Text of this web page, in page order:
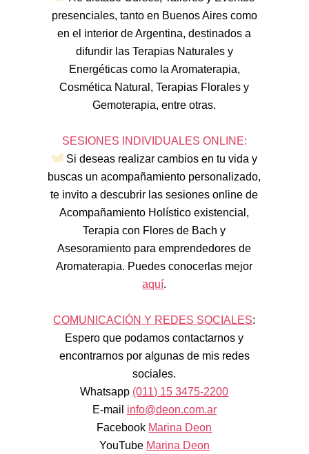
presenciales, tanto en Buenos Aires como
en el interior de Argentina, destinados a
difundir las Terapias Naturales y
Energéticas como la Aromaterapia,
Cosmética Natural, Terapias Florales y
Gemoterapia, entre otras.
SESIONES INDIVIDUALES ONLINE:
Si deseas realizar cambios en tu vida y
buscas un acompañamiento personalizado,
te invito a descubrir las sesiones online de
Acompañamiento Holístico existencial,
Terapia con Flores de Bach y
Asesoramiento para emprendedores de
Aromaterapia. Puedes conocerlas mejor
aquí.
COMUNICACIÓN Y REDES SOCIALES:
Espero que podamos contactarnos y
encontrarnos por algunas de mis redes
sociales.
Whatsapp (011) 15 3475-2200
E-mail info@deon.com.ar
Facebook Marina Deon
YouTube Marina Deon